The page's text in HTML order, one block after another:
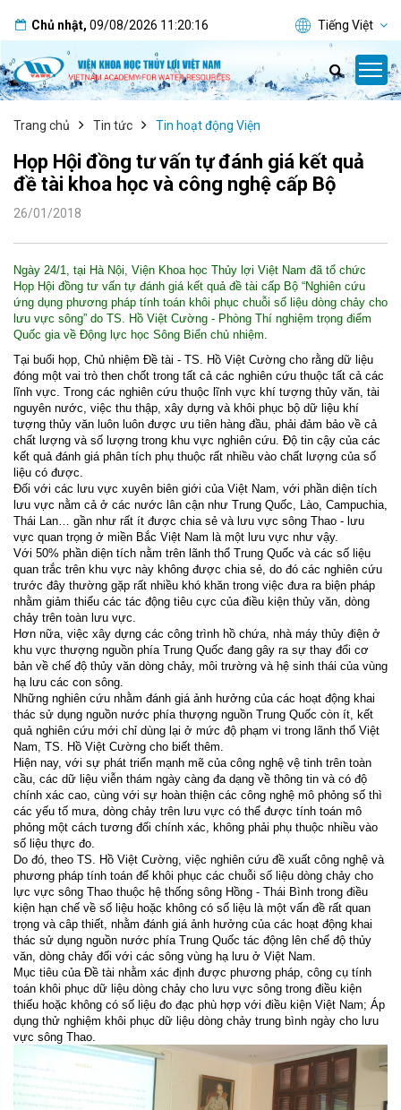
Chủ nhật, 09/08/2026 11:20:17 Tiếng Việt
Trang chủ Tin tức Tin hoạt động Viện
Họp Hội đồng tư vấn tự đánh giá kết quả
đề tài khoa học và công nghệ cấp Bộ
26/01/2018
Ngày 24/1, tại Hà Nội, Viện Khoa học Thủy lợi Việt Nam đã tổ chức
Họp Hội đồng tư vấn tự đánh giá kết quả đề tài cấp Bộ “Nghiên cứu
ứng dụng phương pháp tính toán khôi phục chuỗi số liệu dòng chảy cho
lưu vực sông” do TS. Hồ Việt Cường - Phòng Thí nghiệm trọng điểm
Quốc gia về Động lực học Sông Biển chủ nhiệm.
Tại buổi họp, Chủ nhiệm Đề tài - TS. Hồ Việt Cường cho rằng dữ liệu
đóng một vai trò then chốt trong tất cả các nghiên cứu thuộc tất cả các
lĩnh vực. Trong các nghiên cứu thuộc lĩnh vực khí tượng thủy văn, tài
nguyên nước, việc thu thập, xây dựng và khôi phục bộ dữ liệu khí
tượng thủy văn luôn luôn được ưu tiên hàng đầu, phải đảm bảo về cả
chất lượng và số lượng trong khu vực nghiên cứu. Độ tin cậy của các
kết quả đánh giá phân tích phụ thuộc rất nhiều vào chất lượng của số
liệu có được.
Đối với các lưu vực xuyên biên giới của Việt Nam, với phần diện tích
lưu vực nằm cả ở các nước lân cận như Trung Quốc, Lào, Campuchia,
Thái Lan… gần như rất ít được chia sẻ và lưu vực sông Thao - lưu
vực quan trọng ở miền Bắc Việt Nam là một lưu vực như vậy.
Với 50% phần diện tích nằm trên lãnh thổ Trung Quốc và các số liệu
quan trắc trên khu vực này không được chia sẻ, do đó các nghiên cứu
trước đây thường gặp rất nhiều khó khăn trong việc đưa ra biện pháp
nhằm giảm thiểu các tác động tiêu cực của điều kiện thủy văn, dòng
chảy trên toàn lưu vực.
Hơn nữa, việc xây dựng các công trình hồ chứa, nhà máy thủy điện ở
khu vực thượng nguồn phía Trung Quốc đang gây ra sự thay đổi cơ
bản về chế độ thủy văn dòng chảy, môi trường và hệ sinh thái của vùng
hạ lưu các con sông.
Những nghiên cứu nhằm đánh giá ảnh hưởng của các hoạt động khai
thác sử dụng nguồn nước phía thượng nguồn Trung Quốc còn ít, kết
quả nghiên cứu mới chỉ dùng lại ở mức độ phạm vi trong lãnh thổ Việt
Nam, TS. Hồ Việt Cường cho biết thêm.
Hiện nay, với sự phát triển mạnh mẽ của công nghệ vệ tinh trên toàn
cầu, các dữ liệu viễn thám ngày càng đa dạng về thông tin và có độ
chính xác cao, cùng với sự hoàn thiện các công nghệ mô phỏng số thì
các yếu tố mưa, dòng chảy trên lưu vực có thể được tính toán mô
phỏng một cách tương đối chính xác, không phải phụ thuộc nhiều vào
số liệu thực đo.
Do đó, theo TS. Hồ Việt Cường, việc nghiên cứu đề xuất công nghệ và
phương pháp tính toán để khôi phục các chuỗi số liệu dòng chảy cho
lực vực sông Thao thuộc hệ thống sông Hồng - Thái Bình trong điều
kiện hạn chế về số liệu hoặc không có số liệu là một vấn đề rất quan
trọng và câp thiết, nhằm đánh giá ảnh hưởng của các hoạt động khai
thác sử dụng nguồn nước phía Trung Quốc tác động lên chế độ thủy
văn, dòng chảy đối với các sông vùng hạ lưu ở Việt Nam.
Mục tiêu của Đề tài nhằm xác định được phương pháp, công cụ tính
toán khôi phục dữ liệu dòng chảy cho lưu vực sông trong điều kiện
thiếu hoặc không có số liệu đo đạc phù hợp với điều kiện Việt Nam; Áp
dụng thử nghiệm khôi phục dữ liệu dòng chảy trung bình ngày cho lưu
vực sông Thao.